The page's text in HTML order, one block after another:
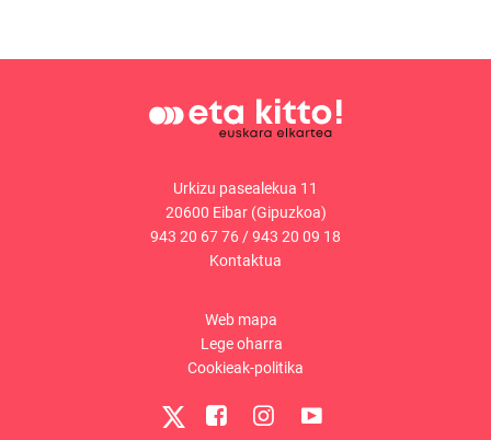
Urkizu pasealekua 11
20600 Eibar (Gipuzkoa)
943 20 67 76 /943 20 09 18
Kontaktua
Web mapa
Lege oharra
Cookieak-politika